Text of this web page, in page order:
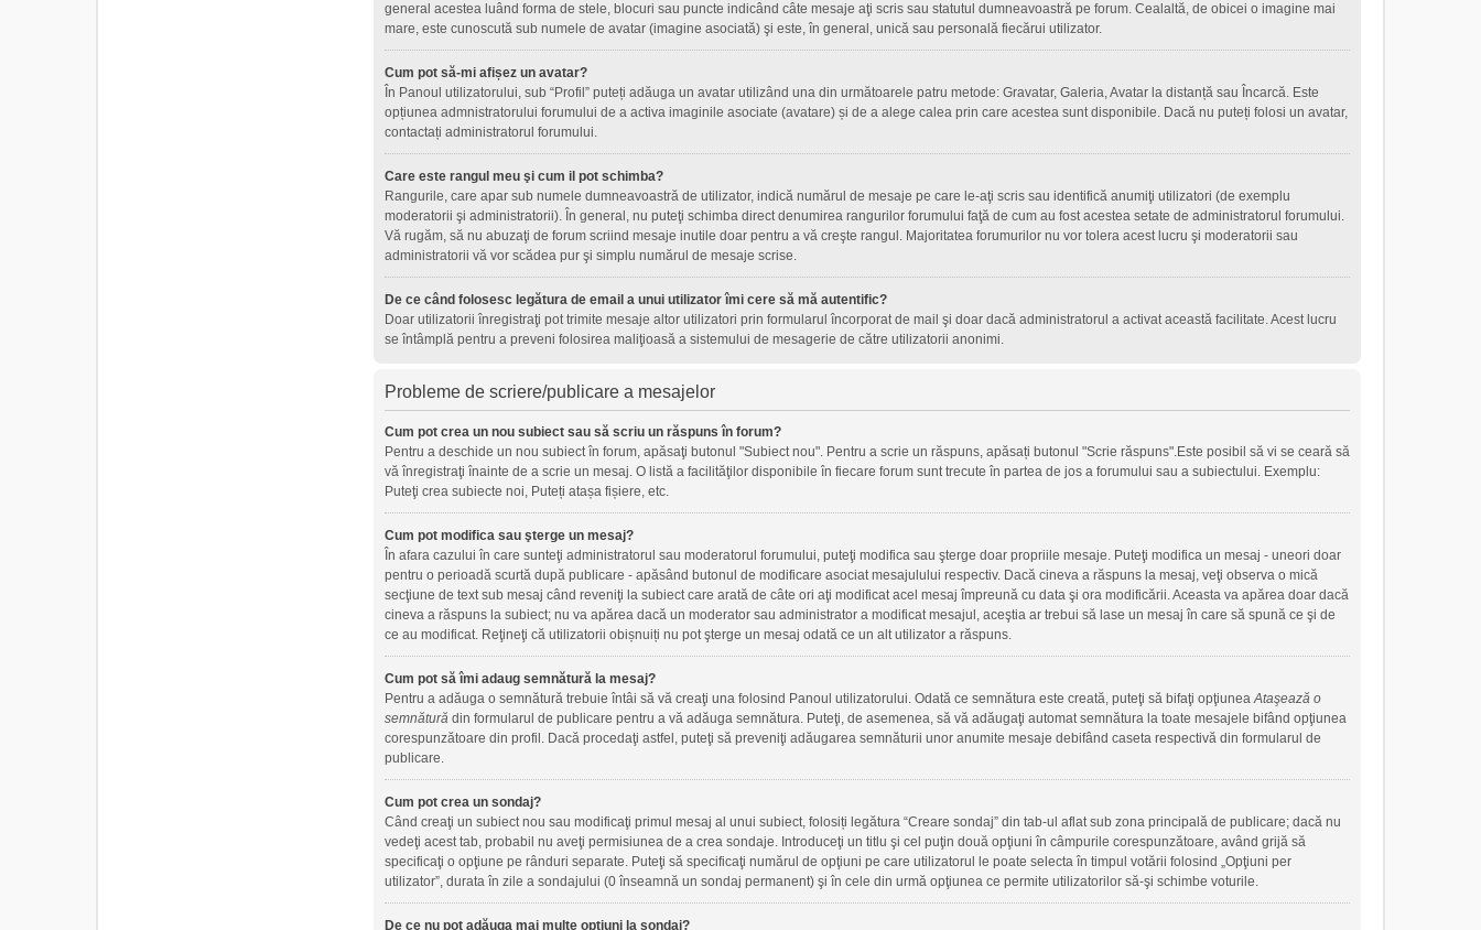
general acestea luând forma de stele, blocuri sau puncte indicând câte mesaje aţi scris sau statutul dumneavoastră pe forum. Cealaltă, de obicei o imagine mai
mare, este cunoscută sub numele de avatar (imagine asociată) şi este, în general, unică sau personală fiecărui utilizator.
Cum pot să-mi afișez un avatar?
În Panoul utilizatorului, sub “Profil” puteți adăuga un avatar utilizând una din următoarele patru metode: Gravatar, Galeria, Avatar la distanță sau Încarcă. Este
opțiunea admnistratorului forumului de a activa imaginile asociate (avatare) și de a alege calea prin care acestea sunt disponibile. Dacă nu puteți folosi un avatar,
contactați administratorul forumului.
Care este rangul meu şi cum il pot schimba?
Rangurile, care apar sub numele dumneavoastră de utilizator, indică numărul de mesaje pe care le-aţi scris sau identifică anumiţi utilizatori (de exemplu
moderatorii şi administratorii). În general, nu puteţi schimba direct denumirea rangurilor forumului faţă de cum au fost acestea setate de administratorul forumului.
Vă rugăm, să nu abuzaţi de forum scriind mesaje inutile doar pentru a vă creşte rangul. Majoritatea forumurilor nu vor tolera acest lucru şi moderatorii sau
administratorii vă vor scădea pur şi simplu numărul de mesaje scrise.
De ce când folosesc legătura de email a unui utilizator îmi cere să mă autentific?
Doar utilizatorii înregistraţi pot trimite mesaje altor utilizatori prin formularul încorporat de mail şi doar dacă administratorul a activat această facilitate. Acest lucru
se întâmplă pentru a preveni folosirea maliţioasă a sistemului de mesagerie de către utilizatorii anonimi.
Probleme de scriere/publicare a mesajelor
Cum pot crea un nou subiect sau să scriu un răspuns în forum?
Pentru a deschide un nou subiect în forum, apăsaţi butonul "Subiect nou". Pentru a scrie un răspuns, apăsați butonul "Scrie răspuns".Este posibil să vi se ceară să
vă înregistraţi înainte de a scrie un mesaj. O listă a facilităţilor disponibile în fiecare forum sunt trecute în partea de jos a forumului sau a subiectului. Exemplu:
Puteţi crea subiecte noi, Puteți atașa fișiere, etc.
Cum pot modifica sau şterge un mesaj?
În afara cazului în care sunteţi administratorul sau moderatorul forumului, puteţi modifica sau şterge doar propriile mesaje. Puteţi modifica un mesaj - uneori doar
pentru o perioadă scurtă după publicare - apăsând butonul de modificare asociat mesajulului respectiv. Dacă cineva a răspuns la mesaj, veţi observa o mică
secţiune de text sub mesaj când reveniţi la subiect care arată de câte ori aţi modificat acel mesaj împreună cu data şi ora modificării. Aceasta va apărea doar dacă
cineva a răspuns la subiect; nu va apărea dacă un moderator sau administrator a modificat mesajul, aceştia ar trebui să lase un mesaj în care să spună ce şi de
ce au modificat. Reţineţi că utilizatorii obișnuiți nu pot şterge un mesaj odată ce un alt utilizator a răspuns.
Cum pot să îmi adaug semnătură la mesaj?
Pentru a adăuga o semnătură trebuie întâi să vă creaţi una folosind Panoul utilizatorului. Odată ce semnătura este creată, puteţi să bifaţi opţiuneaAtaşează o
semnătură din formularul de publicare pentru a vă adăuga semnătura. Puteţi, de asemenea, să vă adăugaţi automat semnătura la toate mesajele bifând opţiunea
corespunzătoare din profil. Dacă procedaţi astfel, puteţi să preveniţi adăugarea semnăturii unor anumite mesaje debifând caseta respectivă din formularul de
publicare.
Cum pot crea un sondaj?
Când creaţi un subiect nou sau modificaţi primul mesaj al unui subiect, folosiți legătura “Creare sondaj” din tab-ul aflat sub zona principală de publicare; dacă nu
vedeţi acest tab, probabil nu aveţi permisiunea de a crea sondaje. Introduceţi un titlu şi cel puţin două opţiuni în câmpurile corespunzătoare, având grijă să
specificaţi o opţiune pe rânduri separate. Puteţi să specificaţi numărul de opţiuni pe care utilizatorul le poate selecta în timpul votării folosind „Opţiuni per
utilizator”, durata în zile a sondajului (0 înseamnă un sondaj permanent) şi în cele din urmă opţiunea ce permite utilizatorilor să-şi schimbe voturile.
De ce nu pot adăuga mai multe opţiuni la sondaj?